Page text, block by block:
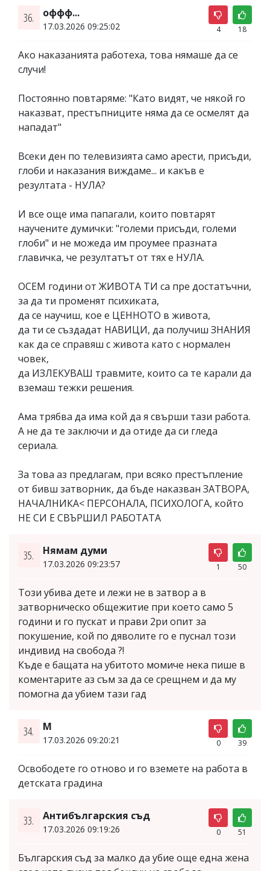
36. оффф...
17.03.2026 09:25:02 4 18
Ако наказанията работеха, това нямаше да се
случи!
Постоянно повтаряме: "Като видят, че някой го
наказват, престъпниците няма да се осмелят да
нападат"
Всеки ден по телевизията само арести, присъди,
глоби и наказания виждаме... и какъв е
резултата - НУЛА?
И все още има папагали, които повтарят
научените думички: "големи присъди, големи
глоби" и не можеда им проумее празната
главичка, че резултатът от тях е НУЛА.
ОСЕМ години от ЖИВОТА ТИ са пре достатъчни,
за да ти променят психиката,
да се научиш, кое е ЦЕННОТО в живота,
да ти се създадат НАВИЦИ, да получиш ЗНАНИЯ
как да се справяш с живота като с нормален
човек,
да ИЗЛЕКУВАШ травмите, които са те карали да
вземаш тежки решения.
Ама трябва да има кой да я свърши тази работа.
А не да те заключи и да отиде да си гледа
сериала.
За това аз предлагам, при всяко престъпление
от бивш затворник, да бъде наказван ЗАТВОРА,
НАЧАЛНИКА< ПЕРСОНАЛА, ПСИХОЛОГА, който
НЕ СИ Е СВЪРШИЛ РАБОТАТА
35. Нямам думи
17.03.2026 09:23:57 1 50
Този убива дете и лежи не в затвор а в
затворническо общежитие при което само 5
години и го пускат и прави 2ри опит за
покушение, кой по дяволите го е пуснал този
индивид на свобода ?!
Къде е бащата на убитото момиче нека пише в
коментарите аз съм за да се срещнем и да му
помогна да убием тази гад
34. М
17.03.2026 09:20:21 0 39
Освободете го отново и го вземете на работа в
детската градина
33. Антибългарския съд
17.03.2026 09:19:26 0 51
Българския съд за малко да убие още една жена